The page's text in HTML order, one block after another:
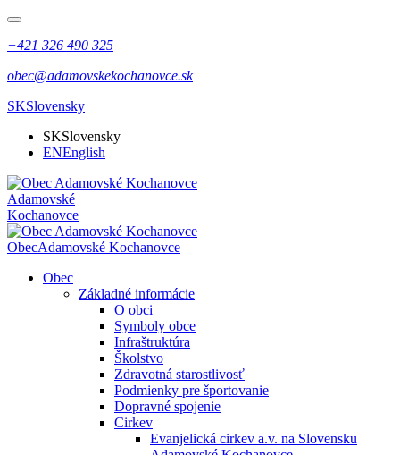
+421 326 490 325
obec@adamovskekochanovce.sk
SKSlovensky
SKSlovensky
ENEnglish
Adamovské
Kochanovce
ObecAdamovské Kochanovce
Obec
Základné informácie
O obci
Symboly obce
Infraštruktúra
Školstvo
Zdravotná starostlivosť
Podmienky pre športovanie
Dopravné spojenie
Cirkev
Evanjelická cirkev a.v. na Slovensku